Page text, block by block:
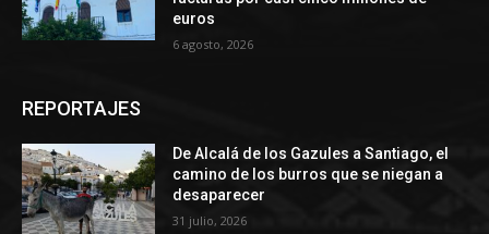
euros
6 agosto, 2026
REPORTAJES
De Alcalá de los Gazules a Santiago, el
camino de los burros que se niegan a
desaparecer
31 julio, 2026